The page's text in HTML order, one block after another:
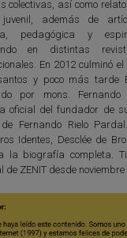
colectivas, así como
juvenil, además de
pedagógica y
en distintas
En 2012 culminó
y poco más tarde
por mons.
oficial del fundador de
Fernando Rielo
Identes, Desclée de
la biografía completa.
de ZENIT desde noviembre